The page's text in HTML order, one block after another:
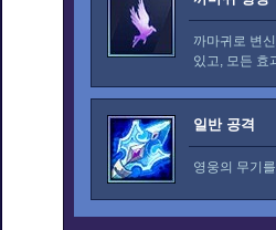
까마귀로 변
있고, 모든 효
일반 공격
영웅의 무기